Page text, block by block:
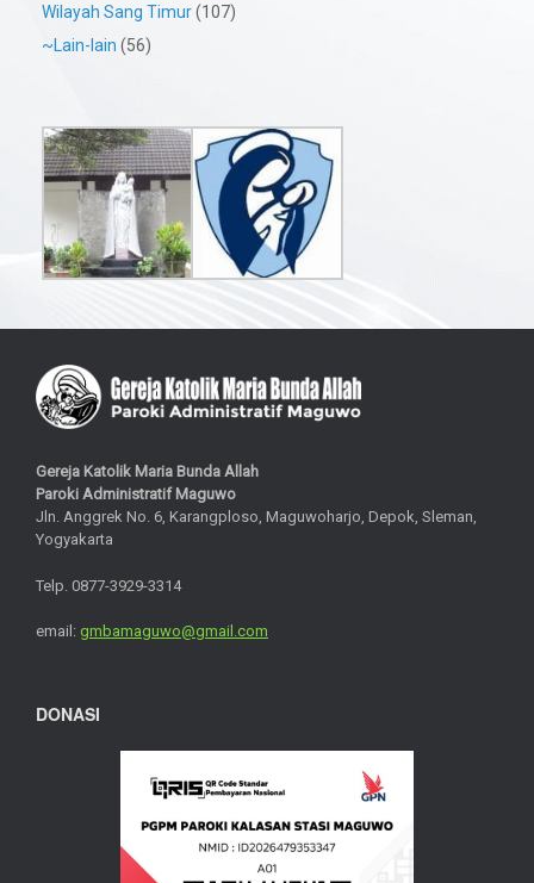
Wilayah Sang Timur(107)
~Lain-lain (56)
Gereja Katolik Maria Bunda Allah
Paroki Administratif Maguwo
Jln. Anggrek No. 6, Karangploso, Maguwoharjo, Depok, Sleman,
Yogyakarta
Telp. 0877-3929-3314
email: gmbamaguwo@gmail.com
DONASI